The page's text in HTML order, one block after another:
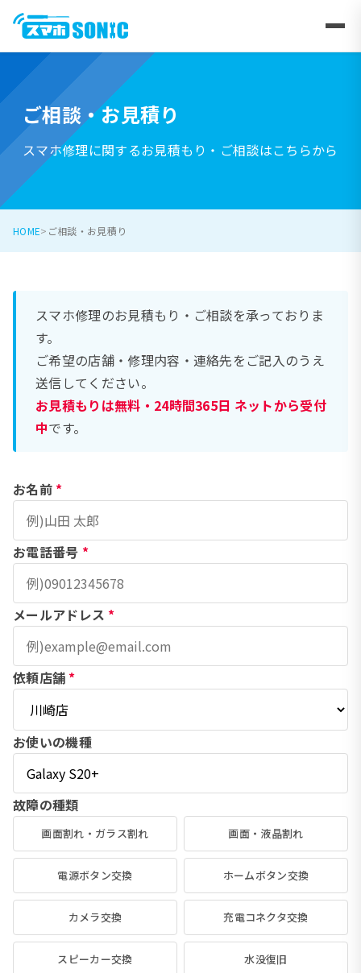
ご相談・お見積り
スマホ修理に関するお見積もり・ご相談はこちらから
HOME ご相談・お見積り
スマホ修理のお見積もり・ご相談を承っておりま
す。
ご希望の店舗・修理内容・連絡先をご記入のうえ
送信してください。
お見積もりは無料・24時間365日 ネットから受付
中です。
お名前 *
お電話番号 *
メールアドレス *
依頼店舗 *
お使いの機種
故障の種類
画面割れ・ガラス割れ 画面・液晶割れ
電源ボタン交換 ホームボタン交換
カメラ交換 充電コネクタ交換
スピーカー交換 水没復旧